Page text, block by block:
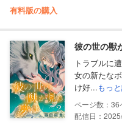
有料版の購入
彼の世の獣
トラブルに
女の新たな
け好...もっ
36
配信日：